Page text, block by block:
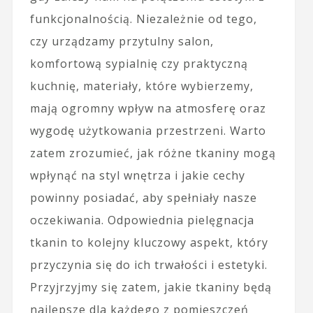
funkcjonalnością. Niezależnie od tego,
czy urządzamy przytulny salon,
komfortową sypialnię czy praktyczną
kuchnię, materiały, które wybierzemy,
mają ogromny wpływ na atmosferę oraz
wygodę użytkowania przestrzeni. Warto
zatem zrozumieć, jak różne tkaniny mogą
wpłynąć na styl wnętrza i jakie cechy
powinny posiadać, aby spełniały nasze
oczekiwania. Odpowiednia pielęgnacja
tkanin to kolejny kluczowy aspekt, który
przyczynia się do ich trwałości i estetyki.
Przyjrzyjmy się zatem, jakie tkaniny będą
najlepsze dla każdego z pomieszczeń